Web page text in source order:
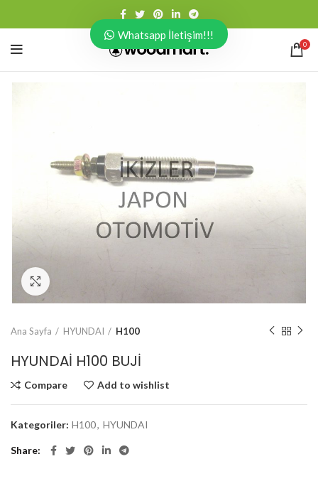
0
Ana Sayfa HYUNDAI H100
HYUNDAİ H100 BUJİ
Compare Add to wishlist
Kategoriler: H100, HYUNDAI
Share
Whatsapp İletişim!!!